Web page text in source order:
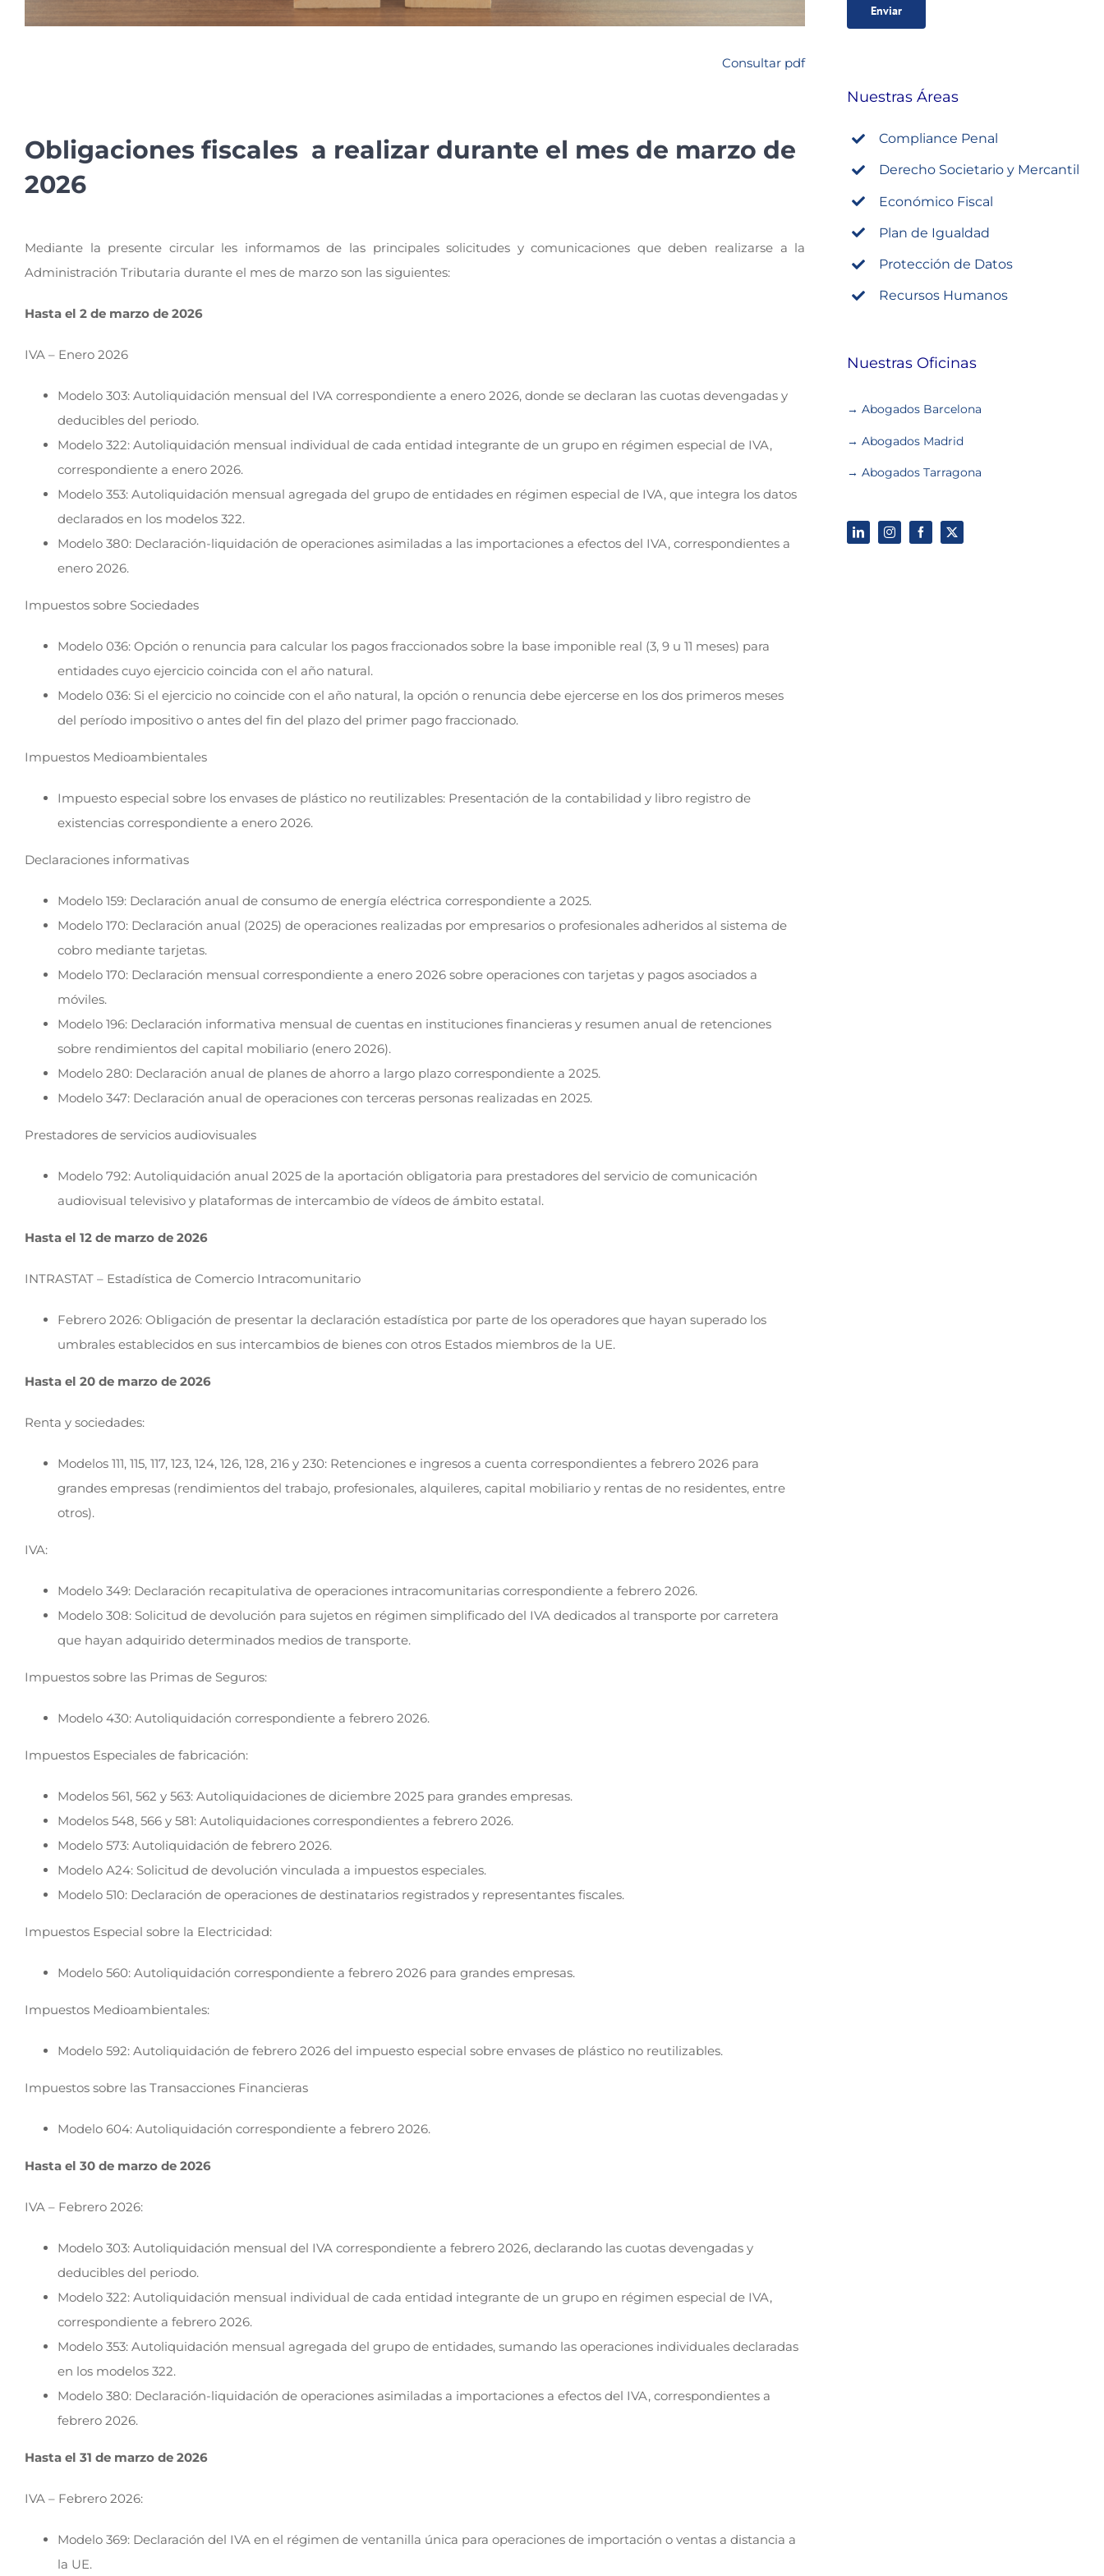
Consultar pdf
Obligaciones fiscales a realizar durante el mes de marzo de
2026
Mediante la presente circular les informamos de las principales solicitudes y comunicaciones que deben realizarse a la
Administración Tributaria durante el mes de marzo son las siguientes:
Hasta el 2 de marzo de 2026
IVA – Enero 2026
Modelo 303: Autoliquidación mensual del IVA correspondiente a enero 2026, donde se declaran las cuotas devengadas y
deducibles del periodo.
Modelo 322: Autoliquidación mensual individual de cada entidad integrante de un grupo en régimen especial de IVA,
correspondiente a enero 2026.
Modelo 353: Autoliquidación mensual agregada del grupo de entidades en régimen especial de IVA, que integra los datos
declarados en los modelos 322.
Modelo 380: Declaración-liquidación de operaciones asimiladas a las importaciones a efectos del IVA, correspondientes a
enero 2026.
Impuestos sobre Sociedades
Modelo 036: Opción o renuncia para calcular los pagos fraccionados sobre la base imponible real (3, 9 u 11 meses) para
entidades cuyo ejercicio coincida con el año natural.
Modelo 036: Si el ejercicio no coincide con el año natural, la opción o renuncia debe ejercerse en los dos primeros meses
del período impositivo o antes del fin del plazo del primer pago fraccionado.
Impuestos Medioambientales
Impuesto especial sobre los envases de plástico no reutilizables: Presentación de la contabilidad y libro registro de
existencias correspondiente a enero 2026.
Declaraciones informativas
Modelo 159: Declaración anual de consumo de energía eléctrica correspondiente a 2025.
Modelo 170: Declaración anual (2025) de operaciones realizadas por empresarios o profesionales adheridos al sistema de
cobro mediante tarjetas.
Modelo 170: Declaración mensual correspondiente a enero 2026 sobre operaciones con tarjetas y pagos asociados a
móviles.
Modelo 196: Declaración informativa mensual de cuentas en instituciones financieras y resumen anual de retenciones
sobre rendimientos del capital mobiliario (enero 2026).
Modelo 280: Declaración anual de planes de ahorro a largo plazo correspondiente a 2025.
Modelo 347: Declaración anual de operaciones con terceras personas realizadas en 2025.
Prestadores de servicios audiovisuales
Modelo 792: Autoliquidación anual 2025 de la aportación obligatoria para prestadores del servicio de comunicación
audiovisual televisivo y plataformas de intercambio de vídeos de ámbito estatal.
Hasta el 12 de marzo de 2026
INTRASTAT – Estadística de Comercio Intracomunitario
Febrero 2026: Obligación de presentar la declaración estadística por parte de los operadores que hayan superado los
umbrales establecidos en sus intercambios de bienes con otros Estados miembros de la UE.
Hasta el 20 de marzo de 2026
Renta y sociedades:
Modelos 111, 115, 117, 123, 124, 126, 128, 216 y 230: Retenciones e ingresos a cuenta correspondientes a febrero 2026 para
grandes empresas (rendimientos del trabajo, profesionales, alquileres, capital mobiliario y rentas de no residentes, entre
otros).
IVA:
Modelo 349: Declaración recapitulativa de operaciones intracomunitarias correspondiente a febrero 2026.
Modelo 308: Solicitud de devolución para sujetos en régimen simplificado del IVA dedicados al transporte por carretera
que hayan adquirido determinados medios de transporte.
Impuestos sobre las Primas de Seguros:
Modelo 430: Autoliquidación correspondiente a febrero 2026.
Impuestos Especiales de fabricación:
Modelos 561, 562 y 563: Autoliquidaciones de diciembre 2025 para grandes empresas.
Modelos 548, 566 y 581: Autoliquidaciones correspondientes a febrero 2026.
Modelo 573: Autoliquidación de febrero 2026.
Modelo A24: Solicitud de devolución vinculada a impuestos especiales.
Modelo 510: Declaración de operaciones de destinatarios registrados y representantes fiscales.
Impuestos Especial sobre la Electricidad:
Modelo 560: Autoliquidación correspondiente a febrero 2026 para grandes empresas.
Impuestos Medioambientales:
Modelo 592: Autoliquidación de febrero 2026 del impuesto especial sobre envases de plástico no reutilizables.
Impuestos sobre las Transacciones Financieras
Modelo 604: Autoliquidación correspondiente a febrero 2026.
Hasta el 30 de marzo de 2026
IVA – Febrero 2026:
Modelo 303: Autoliquidación mensual del IVA correspondiente a febrero 2026, declarando las cuotas devengadas y
deducibles del periodo.
Modelo 322: Autoliquidación mensual individual de cada entidad integrante de un grupo en régimen especial de IVA,
correspondiente a febrero 2026.
Modelo 353: Autoliquidación mensual agregada del grupo de entidades, sumando las operaciones individuales declaradas
en los modelos 322.
Modelo 380: Declaración-liquidación de operaciones asimiladas a importaciones a efectos del IVA, correspondientes a
febrero 2026.
Hasta el 31 de marzo de 2026
IVA – Febrero 2026:
Modelo 369: Declaración del IVA en el régimen de ventanilla única para operaciones de importación o ventas a distancia a
la UE.
Nuestras Áreas
Compliance Penal
Derecho Societario y Mercantil
Económico Fiscal
Plan de Igualdad
Protección de Datos
Recursos Humanos
Nuestras Oficinas
→ Abogados Barcelona
→ Abogados Madrid
→ Abogados Tarragona